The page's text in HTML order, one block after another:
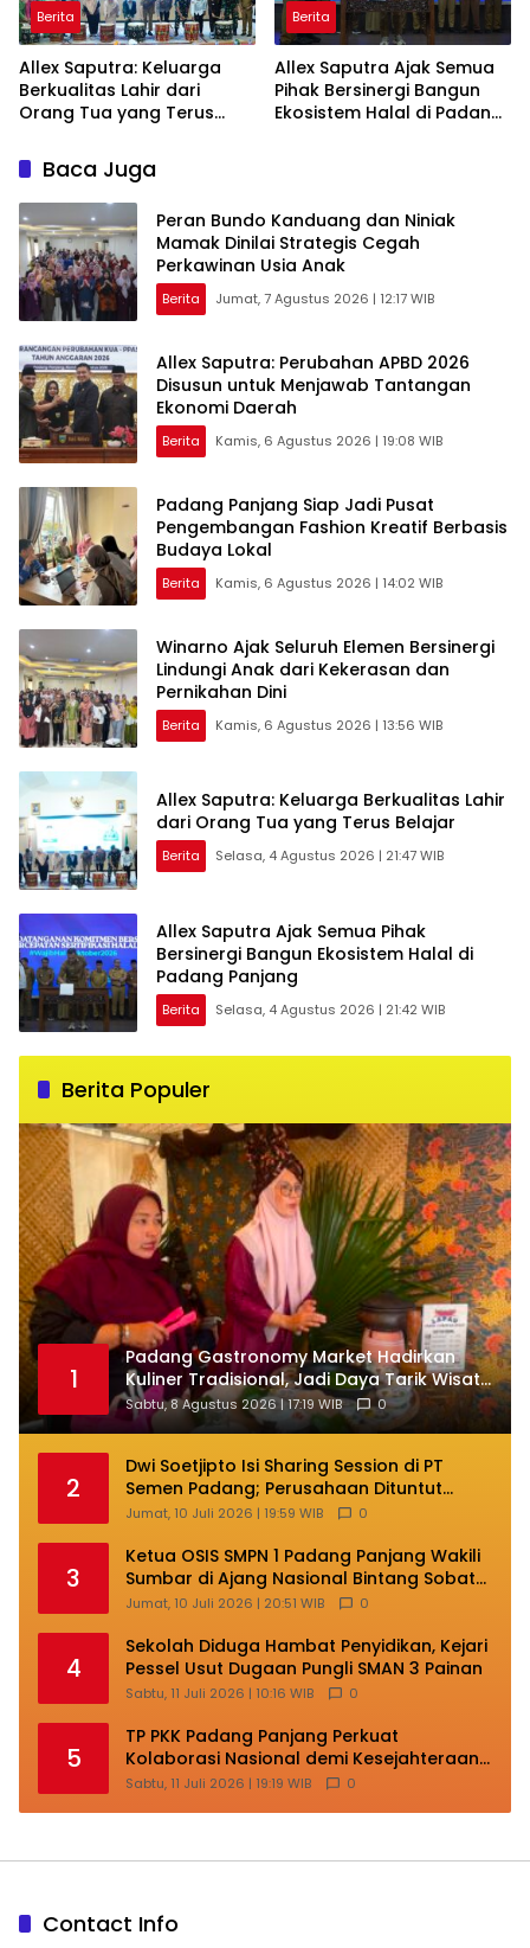
Berita
Allex Saputra: Keluarga
Berkualitas Lahir dari
Orang Tua yang Terus
Berita
Allex Saputra Ajak Semua
Pihak Bersinergi Bangun
Ekosistem Halal di Padang
Baca Juga
Peran Bundo Kanduang dan Niniak
Mamak Dinilai Strategis Cegah
Perkawinan Usia Anak
Berita Jumat, 7 Agustus 2026 | 12:17 WIB
Allex Saputra: Perubahan APBD 2026
Disusun untuk Menjawab Tantangan
Ekonomi Daerah
Berita Kamis, 6 Agustus 2026 | 19:08 WIB
Padang Panjang Siap Jadi Pusat
Pengembangan Fashion Kreatif Berbasis
Budaya Lokal
Berita Kamis, 6 Agustus 2026 | 14:02 WIB
Winarno Ajak Seluruh Elemen Bersinergi
Lindungi Anak dari Kekerasan dan
Pernikahan Dini
Berita Kamis, 6 Agustus 2026 | 13:56 WIB
Allex Saputra: Keluarga Berkualitas Lahir
dari Orang Tua yang Terus Belajar
Berita Selasa, 4 Agustus 2026 | 21:47 WIB
Allex Saputra Ajak Semua Pihak
Bersinergi Bangun Ekosistem Halal di
Padang Panjang
Berita Selasa, 4 Agustus 2026 | 21:42 WIB
Berita Populer
1
Padang Gastronomy Market Hadirkan
Kuliner Tradisional, Jadi Daya Tarik Wisata
di HJK ke-357
Sabtu, 8 Agustus 2026 | 17:19 WIB 0
2
Dwi Soetjipto Isi Sharing Session di PT
Semen Padang; Perusahaan Dituntut
Lakukan Transformasi
Jumat, 10 Juli 2026 | 19:59 WIB 0
3
Ketua OSIS SMPN 1 Padang Panjang Wakili
Sumbar di Ajang Nasional Bintang Sobat
SMP
Jumat, 10 Juli 2026 | 20:51 WIB 0
4
Sekolah Diduga Hambat Penyidikan, Kejari
Pessel Usut Dugaan Pungli SMAN 3 Painan
Sabtu, 11 Juli 2026 | 10:16 WIB 0
5
TP PKK Padang Panjang Perkuat
Kolaborasi Nasional demi Kesejahteraan
Keluarga
Sabtu, 11 Juli 2026 | 19:19 WIB 0
Contact Info